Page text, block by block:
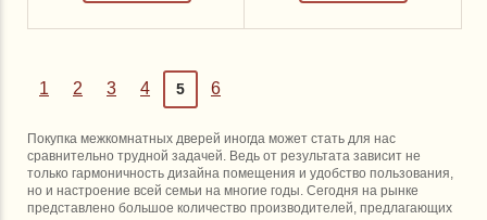
1 2 3 4 5 6
Покупка межкомнатных дверей иногда может стать для нас
сравнительно трудной задачей. Ведь от результата зависит не
только гармоничность дизайна помещения и удобство пользования,
но и настроение всей семьи на многие годы. Сегодня на рынке
представлено большое количество производителей, предлагающих